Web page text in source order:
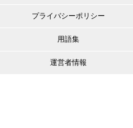
プライバシーポリシー
用語集
運営者情報